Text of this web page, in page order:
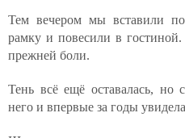
Тем вечером мы вставили
рамку и повесили в
прежней боли.
Тень всё ещё оставалась, но
него и впервые за годы